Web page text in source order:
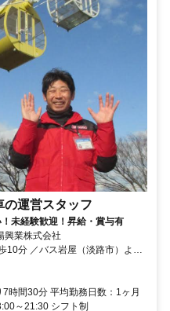
の運営スタッフ
未経験歓迎！昇給・賞与有
業株式会社
10分 ／バス岩屋（淡路市）より
時間30分 平均勤務日数：1ヶ月
～21:30 シフト制